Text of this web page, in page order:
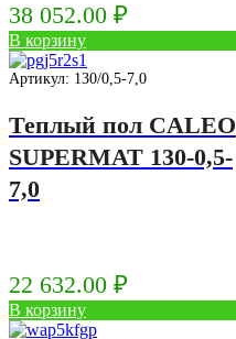
38 052.00 ₽
В корзину
Артикул: 130/0,5-7,0
Теплый пол CALEO
SUPERMAT 130-0,5-
7,0
22 632.00 ₽
В корзину